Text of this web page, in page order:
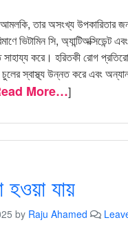
আমলকি, তার অসংখ্য উপকারিতার
ভিটামিন সি, অ্যান্টিঅক্সিডেন্ট এবং
সাহায্য করে। হরিতকী রোগ
স্বাস্থ্য উন্নত করে এবং
More…]
হওয়া যায়
by Raju Ahamed